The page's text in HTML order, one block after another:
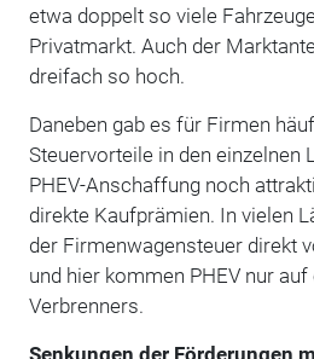
etwa doppelt so viele
Privatmarkt. Auch der
dreifach so hoch.
Daneben gab es für Firmen
Steuervorteile in den einzelnen
PHEV-Anschaffung noch
direkte Kaufprämien. In vielen
der Firmenwagensteuer direkt
und hier kommen PHEV nur
Verbrenners.